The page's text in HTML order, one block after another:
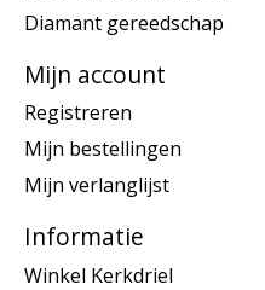
Diamant gereedschap
Mijn account
Registreren
Mijn bestellingen
Mijn verlanglijst
Informatie
Winkel Kerkdriel